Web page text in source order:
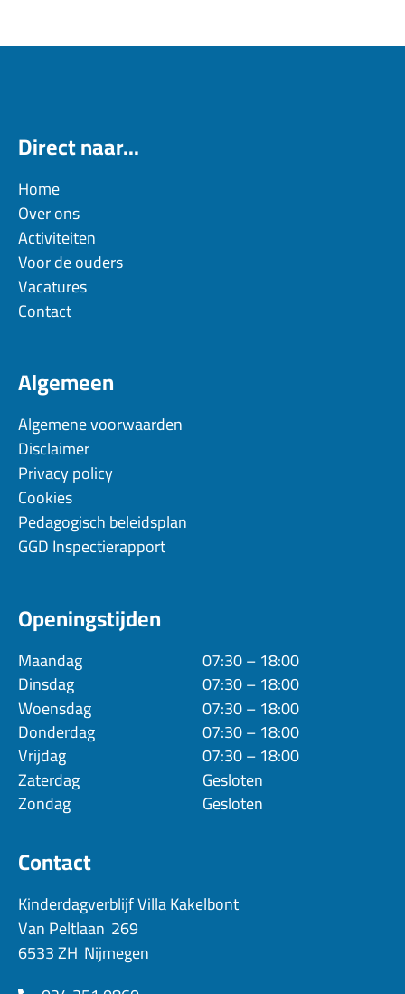
Direct naar...
Home
Over ons
Activiteiten
Voor de ouders
Vacatures
Contact
Algemeen
Algemene voorwaarden
Disclaimer
Privacy policy
Cookies
Pedagogisch beleidsplan
GGD Inspectierapport
Openingstijden
Maandag 07:30 – 18:00
Dinsdag 07:30 – 18:00
Woensdag 07:30 – 18:00
Donderdag 07:30 – 18:00
Vrijdag 07:30 – 18:00
Zaterdag Gesloten
Zondag Gesloten
Contact
Kinderdagverblijf Villa Kakelbont
Van Peltlaan 269
6533 ZH Nijmegen